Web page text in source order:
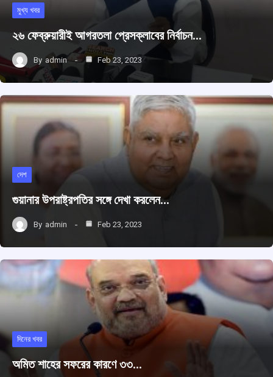
মুখ্য খবর
২৬ ফেব্রুয়ারীই আগরতলা প্রেসক্লাবের নির্বাচন…
By admin Feb 23, 2023
দেশ
গুয়ানার উপরাষ্ট্রপতির সঙ্গে দেখা করলেন…
By admin Feb 23, 2023
দিনের খবর
অমিত শাহের সফরের কারণে ৩৩…